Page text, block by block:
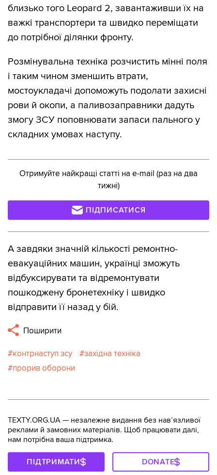
близько того Leopard 2, завантаживши їх на
важкі транспортери та швидко переміщати
до потрібної ділянки фронту.
Розмінувальна техніка розчистить мінні поля
і таким чином зменшить втрати,
мостоукладачі допоможуть подолати захисні
рови й окопи, а паливозаправники дадуть
змогу ЗСУ поповнювати запаси пального у
складних умовах наступу.
Отримуйте найкращі статті на e-mail (раз на два
тижні)
ПІДПИСАТИСЯ
А завдяки значній кількості ремонтно-
евакуаційних машин, українці зможуть
відбуксирувати та відремонтувати
пошкоджену бронетехніку і швидко
відправити її назад у бій.
Поширити
контрнаступ зсу
західна техніка
прорив оборони
TEXTY.ORG.UA — незалежне видання без навʼязливої
реклами й замовних матеріалів. Щоб працювати далі,
нам потрібна ваша підтримка.
ПІДТРИМАТИ DONATE